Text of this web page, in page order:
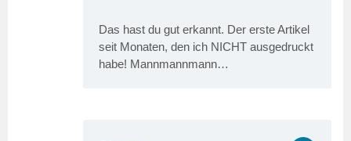
Das hast du gut erkannt. Der erste Artikel
seit Monaten, den ich NICHT ausgedruckt
habe! Mannmannmann…